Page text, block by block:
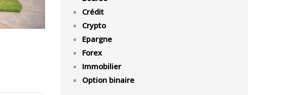
Crédit
Crypto
Epargne
Forex
Immobilier
Option binaire